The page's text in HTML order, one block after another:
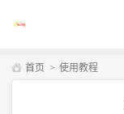
首页 > 使用教程